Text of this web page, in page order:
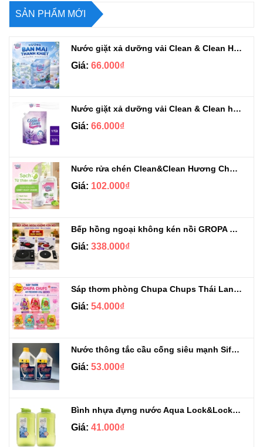
SẢN PHẨM MỚI
Nước giặt xả dưỡng vải Clean & Clean Hương Ban Mai 3.2kg
Giá: 66.000₫
Nước giặt xả dưỡng vải Clean & Clean hương Violet 3.2kg
Giá: 66.000₫
Nước rửa chén Clean&Clean Hương Chanh Can 5L
Giá: 102.000₫
Bếp hồng ngoại không kén nồi GROPA G1-608
Giá: 338.000₫
Sáp thơm phòng Chupa Chups Thái Lan 230g
Giá: 54.000₫
Nước thông tắc cầu cống siêu mạnh Sifa 1.4kg
Giá: 53.000₫
Bình nhựa đựng nước Aqua Lock&Lock 2.1L
Giá: 41.000₫